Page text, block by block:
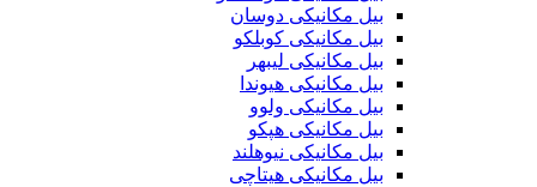
بیل مکانیکی دوسان
بیل مکانیکی کوبلکو
بیل مکانیکی لیبهر
بیل مکانیکی هیوندا
بیل مکانیکی ولوو
بیل مکانیکی هپکو
بیل مکانیکی نیوهلند
بیل مکانیکی هیتاچی